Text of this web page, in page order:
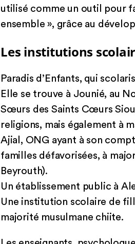
utilisé comme un outil pour
ensemble », grâce au
Les institutions
Paradis d’Enfants, qui
Elle se trouve à Jounié, au
Sœurs des Saints Cœurs
religions, mais également à
Ajial, ONG ayant à son
familles défavorisées, à
Beyrouth).
Un établissement public à
Une institution scolaire de
majorité musulmane chiite.